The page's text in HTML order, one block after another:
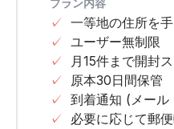
プラン内容
✓ 一等地の住所を
✓ ユーザー無制限
✓
月15件まで開封
✓
原本30日間保管
✓ 到着通知 (メール
✓
必要に応じて郵